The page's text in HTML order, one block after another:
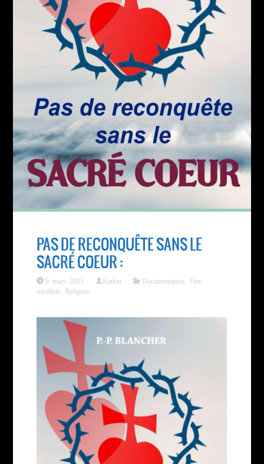
PAS DE RECONQUÊTE SANS LE
SACRÉ COEUR :
9 mars 2025 Kadou Documentation
Être
royaliste
Religion